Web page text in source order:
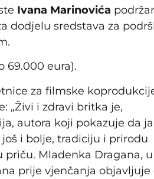
Ivana Marinovića
dodjelu sredstava za
69.000 eura).
za filmske
„Živi i zdravi britka je,
autora koji pokazuje da
i bolje, tradiciju i prirodu
Mladenka Dragana, u
prije vjenčanja objavljuje